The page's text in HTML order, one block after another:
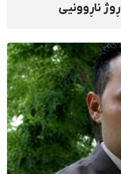
هونەرمەند و گۆرانیبێژ/ ٤ ڕوژ ناڕوونیی